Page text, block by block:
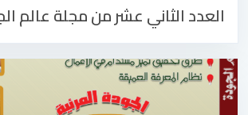
العدد الثاني عشر من مجلة عالم